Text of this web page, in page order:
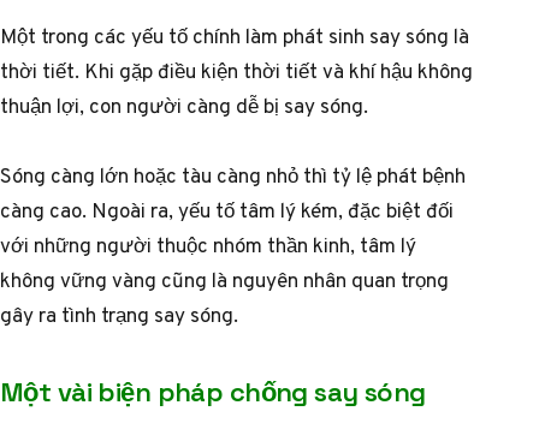
Một trong các yếu tố chính làm phát sinh say sóng là
thời tiết. Khi gặp điều kiện thời tiết và khí hậu không
thuận lợi, con người càng dễ bị say sóng.
Sóng càng lớn hoặc tàu càng nhỏ thì tỷ lệ phát bệnh
càng cao. Ngoài ra, yếu tố tâm lý kém, đặc biệt đối
với những người thuộc nhóm thần kinh, tâm lý
không vững vàng cũng là nguyên nhân quan trọng
gây ra tình trạng say sóng.
Một vài biện pháp chống say sóng